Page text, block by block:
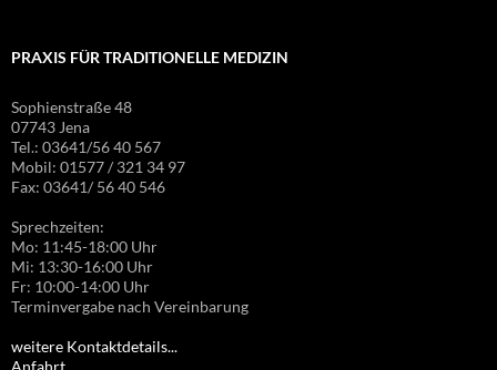
PRAXIS FÜR TRADITIONELLE MEDIZIN
Sophienstraße 48
07743 Jena
Tel.: 03641/56 40 567
Mobil: 01577 / 321 34 97
Fax: 03641/ 56 40 546
Sprechzeiten:
Mo: 11:45-18:00 Uhr
Mi: 13:30-16:00 Uhr
Fr: 10:00-14:00 Uhr
Terminvergabe nach Vereinbarung
weitere Kontaktdetails...